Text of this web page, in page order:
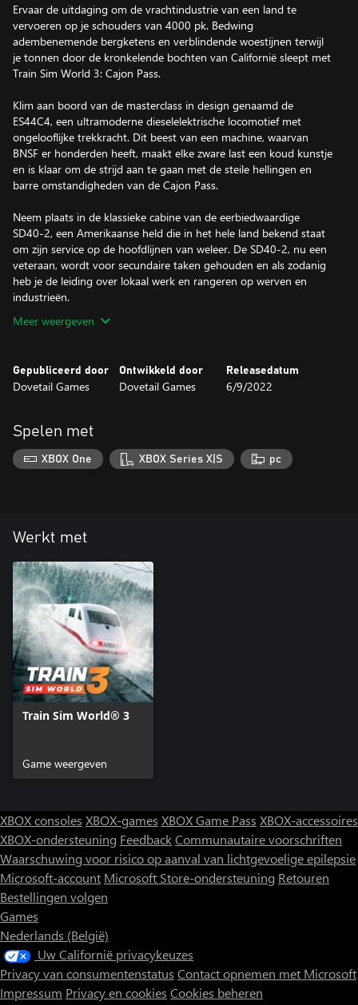
Ervaar de uitdaging om de vrachtindustrie van een land te
vervoeren op je schouders van 4000 pk. Bedwing
adembenemende bergketens en verblindende woestijnen terwijl
je tonnen door de kronkelende bochten van Californië sleept met
Train Sim World 3: Cajon Pass.
Klim aan boord van de masterclass in design genaamd de
ES44C4, een ultramoderne dieselelektrische locomotief met
ongelooflijke trekkracht. Dit beest van een machine, waarvan
BNSF er honderden heeft, maakt elke zware last een koud kunstje
en is klaar om de strijd aan te gaan met de steile hellingen en
barre omstandigheden van de Cajon Pass.
Neem plaats in de klassieke cabine van de eerbiedwaardige
SD40-2, een Amerikaanse held die in het hele land bekend staat
om zijn service op de hoofdlijnen van weleer. De SD40-2, nu een
veteraan, wordt voor secundaire taken gehouden en als zodanig
heb je de leiding over lokaal werk en rangeren op werven en
Meer weergeven
Gepubliceerd door
Dovetail Games
Ontwikkeld door
Dovetail Games
Releasedatum
6/9/2022
Spelen met
XBOX One XBOX Series X|S pc
Werkt met
Train Sim World® 3
Game weergeven
XBOX consoles XBOX-games XBOX Game Pass XBOX-accessoires
XBOX-ondersteuning FeedbackCommunautaire voorschriften
Waarschuwing voor risico op aanval van lichtgevoelige epilepsie
Microsoft-account Microsoft Store-ondersteuning Retouren
Bestellingen volgen
Games
Nederlands (België)
Uw Californië privacykeuzes
Privacy van consumentenstatus Contact opnemen met Microsoft
Impressum Privacy en cookies Cookies beheren